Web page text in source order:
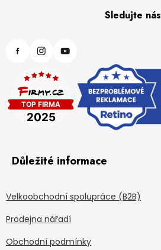
Sledujte nás
Důležité informace
Velkoobchodní spolupráce (B2B)
Prodejna nářadí
Obchodní podmínky